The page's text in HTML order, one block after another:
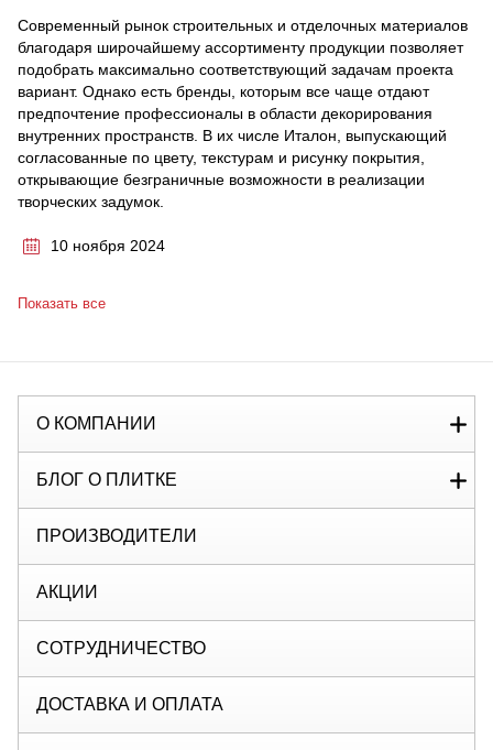
Современный рынок строительных и отделочных материалов
благодаря широчайшему ассортименту продукции позволяет
подобрать максимально соответствующий задачам проекта
вариант. Однако есть бренды, которым все чаще отдают
предпочтение профессионалы в области декорирования
внутренних пространств. В их числе Италон, выпускающий
согласованные по цвету, текстурам и рисунку покрытия,
открывающие безграничные возможности в реализации
творческих задумок.
10 ноября 2024
Показать все
О КОМПАНИИ
БЛОГ О ПЛИТКЕ
ПРОИЗВОДИТЕЛИ
АКЦИИ
СОТРУДНИЧЕСТВО
ДОСТАВКА И ОПЛАТА